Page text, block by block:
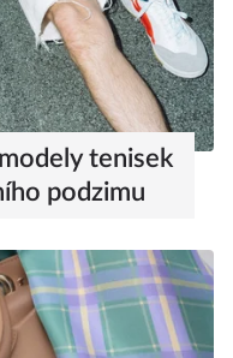
tenisek
podzimu